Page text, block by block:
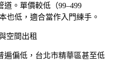
道。單價較低（99–499
也低，適合當作入門練手。
空間出租
遍偏低，台北市精華區甚至低